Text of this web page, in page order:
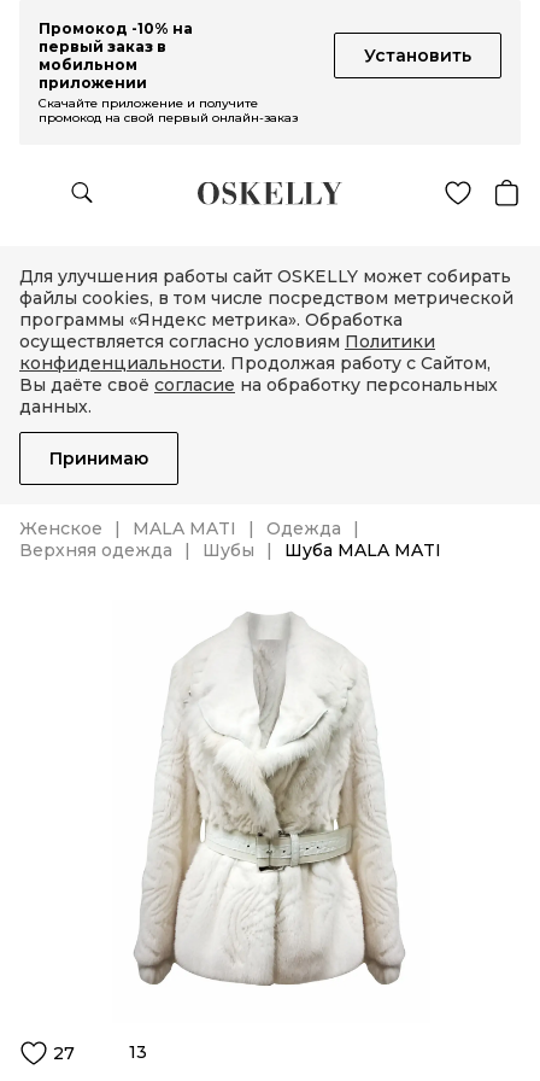
Промокод -10% на
первый заказ в
мобильном
приложении
Установить
Скачайте приложение и получите
промокод на свой первый онлайн-заказ
Для улучшения работы сайт OSKELLY может собирать
файлы cookies, в том числе посредством метрической
программы «Яндекс метрика». Обработка
осуществляется согласно условиям Политики
конфиденциальности. Продолжая работу с Сайтом,
Вы даёте своё согласие на обработку персональных
данных.
Принимаю
Женское MALA MATI
Одежда
Верхняя одежда
Шубы Шуба MALA MATI
27 13